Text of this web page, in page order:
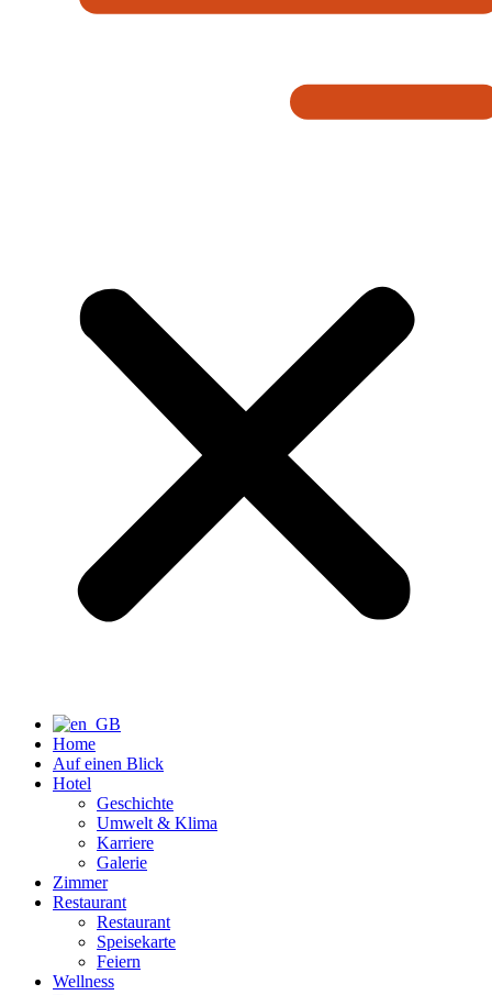
Home
Auf einen Blick
Hotel
Geschichte
Umwelt & Klima
Karriere
Galerie
Zimmer
Restaurant
Restaurant
Speisekarte
Feiern
Wellness